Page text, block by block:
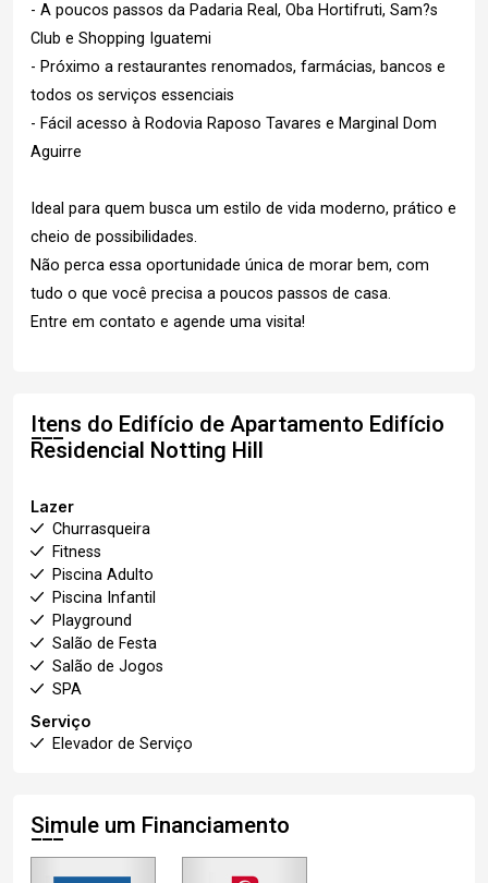
- A poucos passos da Padaria Real, Oba Hortifruti, Sam?s
Club e Shopping Iguatemi
- Próximo a restaurantes renomados, farmácias, bancos e
todos os serviços essenciais
- Fácil acesso à Rodovia Raposo Tavares e Marginal Dom
Aguirre
Ideal para quem busca um estilo de vida moderno, prático e
cheio de possibilidades.
Não perca essa oportunidade única de morar bem, com
tudo o que você precisa a poucos passos de casa.
Entre em contato e agende uma visita!
Itens do Edifício de Apartamento Edifício
Residencial Notting Hill
Lazer
Churrasqueira
Fitness
Piscina Adulto
Piscina Infantil
Playground
Salão de Festa
Salão de Jogos
SPA
Serviço
Elevador de Serviço
Simule um Financiamento